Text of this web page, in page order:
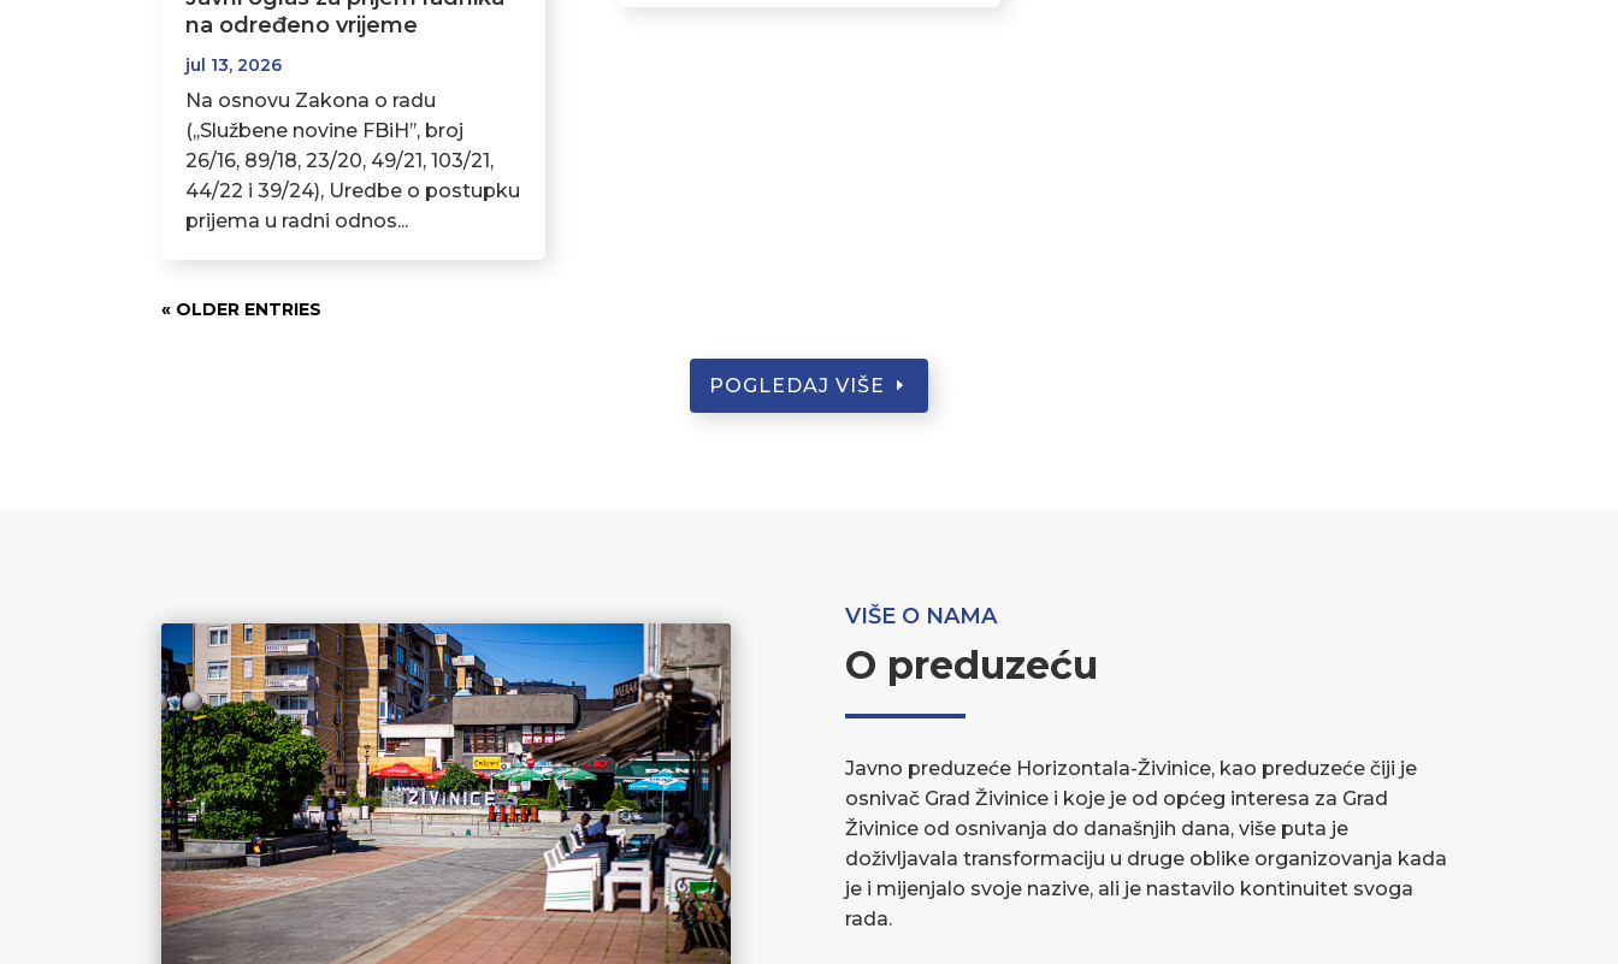
na određeno vrijeme
jul 13, 2026
Na osnovu Zakona o radu
(,,Službene novine FBiH’’, broj
26/16, 89/18, 23/20, 49/21, 103/21,
44/22 i 39/24), Uredbe o postupku
prijema u radni odnos...
« OLDER ENTRIES
POGLEDAJ VIŠE
VIŠE O NAMA
O preduzeću
Javno preduzeće Horizontala-Živinice, kao preduzeće čiji je
osnivač Grad Živinice i koje je od općeg interesa za Grad
Živinice od osnivanja do današnjih dana, više puta je
doživljavala transformaciju u druge oblike organizovanja kada
je i mijenjalo svoje nazive, ali je nastavilo kontinuitet svoga
rada.